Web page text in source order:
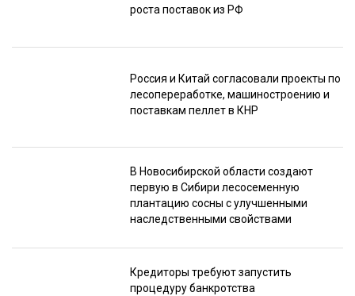
роста поставок из РФ
Россия и Китай согласовали проекты по
лесопереработке, машиностроению и
поставкам пеллет в КНР
В Новосибирской области создают
первую в Сибири лесосеменную
плантацию сосны с улучшенными
наследственными свойствами
Кредиторы требуют запустить
процедуру банкротства